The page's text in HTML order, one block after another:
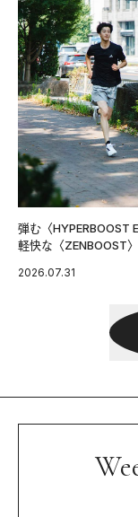
弾む〈HYPERBOOST
軽快な〈ZENBOOST
出した新機軸。
2026.07.31